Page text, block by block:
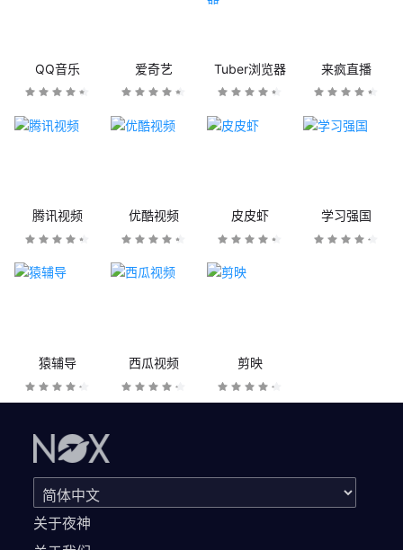
QQ音乐 爱奇艺 Tuber浏览器 来疯直播
腾讯视频 优酷视频 皮皮虾 学习强国
猿辅导 西瓜视频 剪映
关于夜神